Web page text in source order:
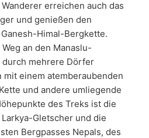
erreichen auch das
und genießen den
Himal-Bergkette.
an den Manaslu-
mehrere Dörfer
einem atemberaubenden
und andere umliegende
des Treks ist die
Gletscher und die
Bergpasses Nepals, des